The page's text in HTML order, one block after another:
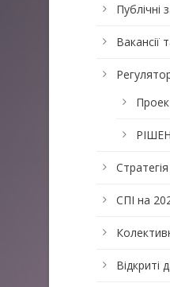
Публічні
Вакансії
СПІ на
Відкриті